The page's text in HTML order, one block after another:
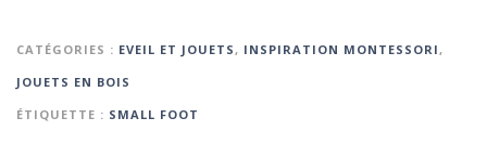
CATÉGORIES : EVEIL ET JOUETS , INSPIRATION MONTESSORI ,
JOUETS EN BOIS
ÉTIQUETTE : SMALL FOOT